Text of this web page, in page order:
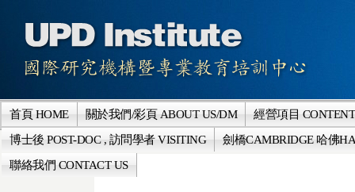
首頁 HOME 關於我們/彩頁 ABOUT US/DM
經營項目 CONTENT
博士後 POST-DOC , 訪問學者 VISITING
劍橋CAMBRIDGE 哈佛
聯絡我們 CONTACT US